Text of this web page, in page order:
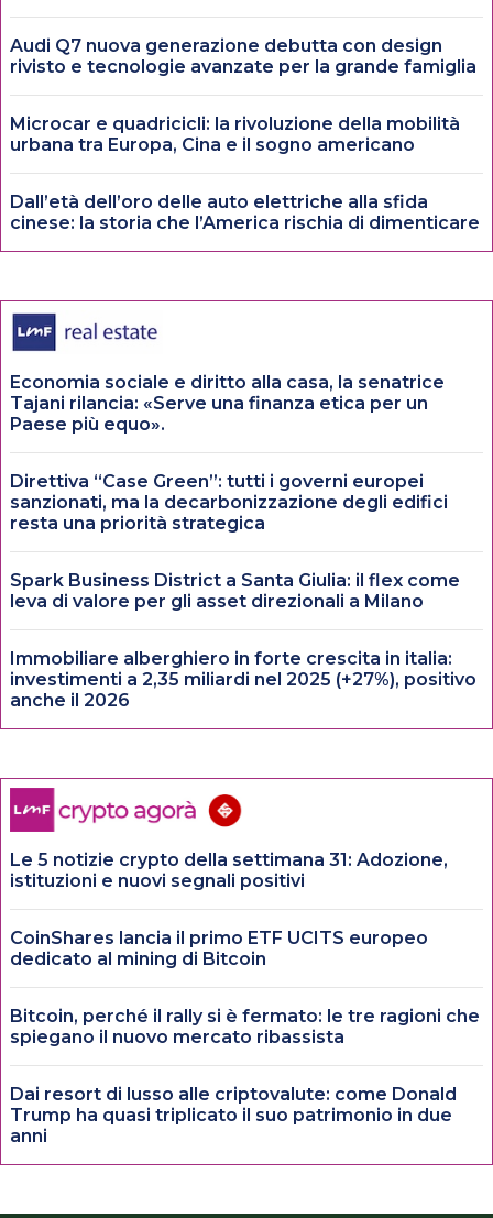
Audi Q7 nuova generazione debutta con design
rivisto e tecnologie avanzate per la grande famiglia
Microcar e quadricicli: la rivoluzione della mobilità
urbana tra Europa, Cina e il sogno americano
Dall’età dell’oro delle auto elettriche alla sfida
cinese: la storia che l’America rischia di dimenticare
Economia sociale e diritto alla casa, la senatrice
Tajani rilancia: «Serve una finanza etica per un
Paese più equo».
Direttiva “Case Green”: tutti i governi europei
sanzionati, ma la decarbonizzazione degli edifici
resta una priorità strategica
Spark Business District a Santa Giulia: il flex come
leva di valore per gli asset direzionali a Milano
Immobiliare alberghiero in forte crescita in italia:
investimenti a 2,35 miliardi nel 2025 (+27%), positivo
anche il 2026
Le 5 notizie crypto della settimana 31: Adozione,
istituzioni e nuovi segnali positivi
CoinShares lancia il primo ETF UCITS europeo
dedicato al mining di Bitcoin
Bitcoin, perché il rally si è fermato: le tre ragioni che
spiegano il nuovo mercato ribassista
Dai resort di lusso alle criptovalute: come Donald
Trump ha quasi triplicato il suo patrimonio in due
anni